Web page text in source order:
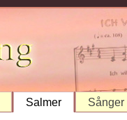
Salmer Sånger